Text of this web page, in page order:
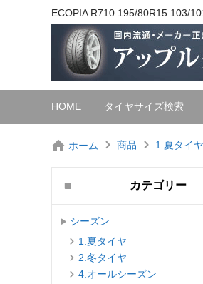
ECOPIA R710 195/80R15 103/
HOME タイヤサイズ検索
ホーム 商品 1.夏タイヤ
カテゴリー
シーズン
1.夏タイヤ
2.冬タイヤ
4.オールシーズン